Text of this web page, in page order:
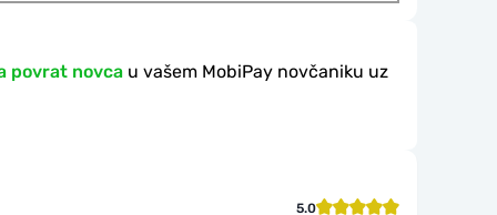
povrat novca u vašem MobiPay novčaniku uz
5.0